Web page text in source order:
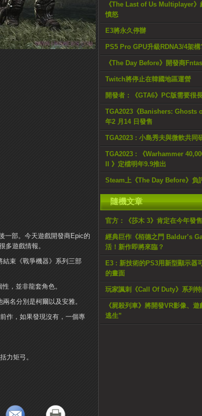
《The Last of Us Multiplayer》
憤怒
E3將永久停辦
PS5 Pro GPU升級RDNA3/4架構
《The Day Before》開發商
Twitch將停止在韓國地區運營
開發者：《GTA6》PC版需要很
TGA2023《Banishers: Ghosts
年2 月14 日發售
TGA2023 : 小島秀夫與微軟共同
TGA2023 : 《Warhammer
II 》定檔明年9.9推出
Steam上《The Day Before》負
隨機文章
官方：《莎木 3》肯定在今年發
經典巨作《栢德之門 Baldur’s
活！新作即將來臨？
E3 : 新技術的PS3用新型顯示器
的畫面
玩家諷刺《Call Of Duty》系列
《屍殺列車》將開發VR影像、
逃生”
一部。今天遊戲開發商Epic的
多遊戲情報。
束《戰爭機器》系列三部
，並非龍套角色。
名分別是柯爾以及安雅。
作，如果發現沒有，一個專
力矩弓。